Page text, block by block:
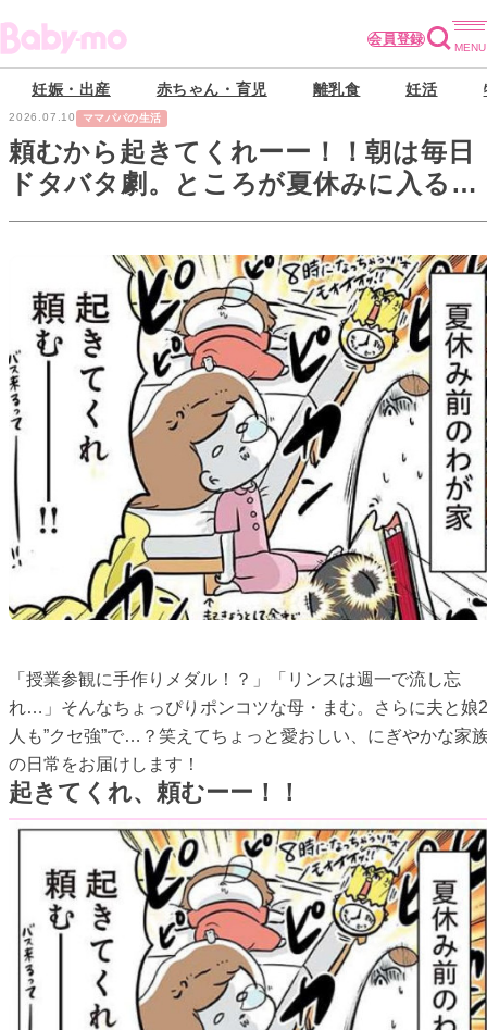
会員登録
妊娠・出産 赤ちゃん・育児 離乳食 妊活
2026.07.10 ママパパの生活
頼むから起きてくれーー！！朝は毎日
ドタバタ劇。ところが夏休みに入る
と…？【まむの巣！ポンコツ過ぎる子
「授業参観に手作りメダル！？」「リンスは週一で流し忘
れ…」そんなちょっぴりポンコツな母・まむ。さらに夫と娘2
人も”クセ強”で…？笑えてちょっと愛おしい、にぎやかな家
の日常をお届けします！
起きてくれ、頼むーー！！